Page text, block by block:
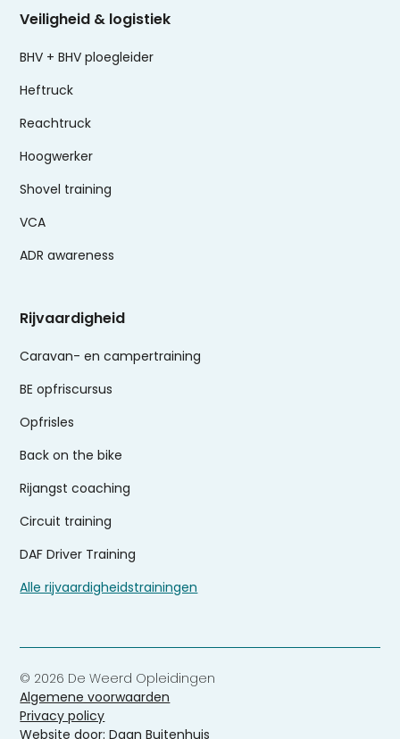
Veiligheid & logistiek
BHV + BHV ploegleider
Heftruck
Reachtruck
Hoogwerker
Shovel training
VCA
ADR awareness
Rijvaardigheid
Caravan- en campertraining
BE opfriscursus
Opfrisles
Back on the bike
Rijangst coaching
Circuit training
DAF Driver Training
Alle rijvaardigheidstrainingen
© 2026 De Weerd Opleidingen
Algemene voorwaarden
Privacy policy
Website door: Daan Buitenhuis